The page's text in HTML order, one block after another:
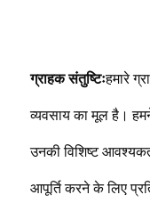
ग्राहक संतुष्टिःहमारे
व्यवसाय का मूल है।
उनकी विशिष्ट
आपूर्ति करने के लिए